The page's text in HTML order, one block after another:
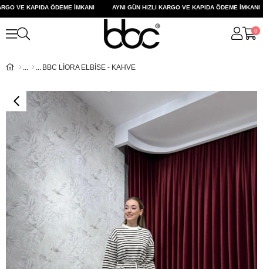
VE KAPIDA ÖDEME İMKANI AYNI GÜN HIZLI KARGO VE KAPIDA ÖDEME İMKANI
0
BBC LİORA ELBİSE - KAHVE